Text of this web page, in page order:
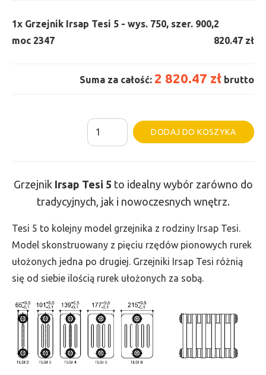
1x Grzejnik Irsap Tesi 5 - wys. 750, szer. 900,
moc 2347
2
820.47 zł
Suma za całość: 2 820.47 zł brutto
ilość
Grzejnik
-
wys.
750,
szer.
900,
2347
DODAJ DO KOSZYKA
Grzejnik Irsap Tesi 5 to idealny wybór zarówno do
tradycyjnych, jak i nowoczesnych wnętrz.
Tesi 5 to kolejny model grzejnika z rodziny Irsap Tesi.
Model skonstruowany z pięciu rzędów pionowych rurek
ułożonych jedna po drugiej. Grzejniki Irsap Tesi różnią
się od siebie ilością rurek ułożonych za sobą.